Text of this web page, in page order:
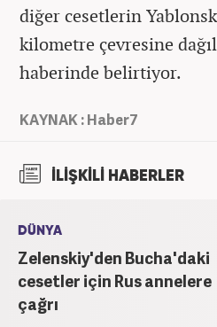
diğer cesetlerin
kilometre çevresine
haberinde belirtiyor.
KAYNAK : Haber7
İLİŞKİLİ HABERLER
DÜNYA
Zelenskiy'den Bucha'daki
cesetler için Rus annelere
çağrı